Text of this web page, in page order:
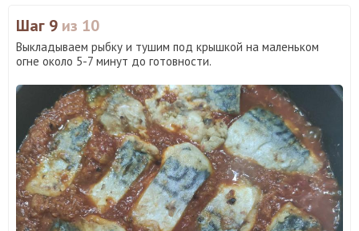
Шаг 9 из 10
Выкладываем рыбку и тушим под крышкой на маленьком
огне около 5-7 минут до готовности.